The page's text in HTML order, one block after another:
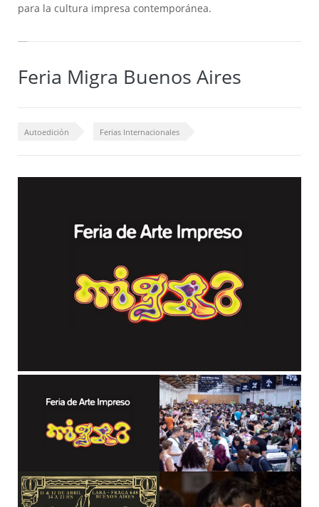
para la cultura impresa contemporánea.
Feria Migra Buenos Aires
Autoedición Ferias Internacionales